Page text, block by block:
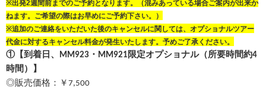
※出発2週間前までのご予約となります。（混みあっている場合ご案内が出来か
ねます。ご希望の際はお早めにご予約下さい。）
※追加のご連絡をいただいた後のキャンセルに関しては、オプショナルツアー
代金に対するキャンセル料金が発生いたします。予めご了承ください。
① 【到着日、 MM923・MM921 限定オプショナル（所要時間約4
時間） 】
◎販売価格：￥ 7,500